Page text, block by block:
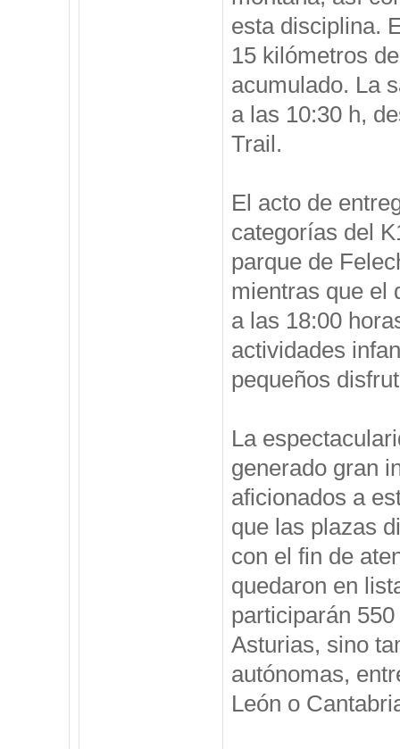
esta disciplina.
15 kilómetros
acumulado. La
a las 10:30 h,
Trail.
El acto de
categorías del
parque de
mientras que el
a las 18:00
actividades
pequeños
La
generado gran
aficionados a
que las plazas
con el fin de
quedaron en
participarán
Asturias, sino
autónomas,
León o